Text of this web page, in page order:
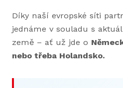
Díky naší evropské síti
jednáme v souladu s
země – ať už jde o
nebo třeba Holandsko.